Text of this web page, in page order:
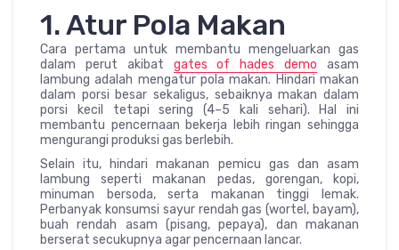
1. Atur Pola Makan
Cara pertama untuk membantu mengeluarkan gas
dalam perut akibat gates of hades demo asam
lambung adalah mengatur pola makan. Hindari makan
dalam porsi besar sekaligus, sebaiknya makan dalam
porsi kecil tetapi sering (4–5 kali sehari). Hal ini
membantu pencernaan bekerja lebih ringan sehingga
mengurangi produksi gas berlebih.
Selain itu, hindari makanan pemicu gas dan asam
lambung seperti makanan pedas, gorengan, kopi,
minuman bersoda, serta makanan tinggi lemak.
Perbanyak konsumsi sayur rendah gas (wortel, bayam),
buah rendah asam (pisang, pepaya), dan makanan
berserat secukupnya agar pencernaan lancar.